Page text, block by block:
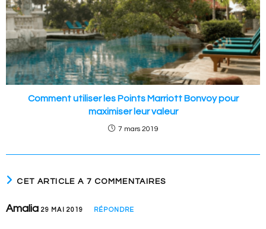
Comment utiliser les Points Marriott Bonvoy pour
maximiser leur valeur
7 mars 2019
CET ARTICLE A 7 COMMENTAIRES
Amalia 29 MAI 2019 RÉPONDRE